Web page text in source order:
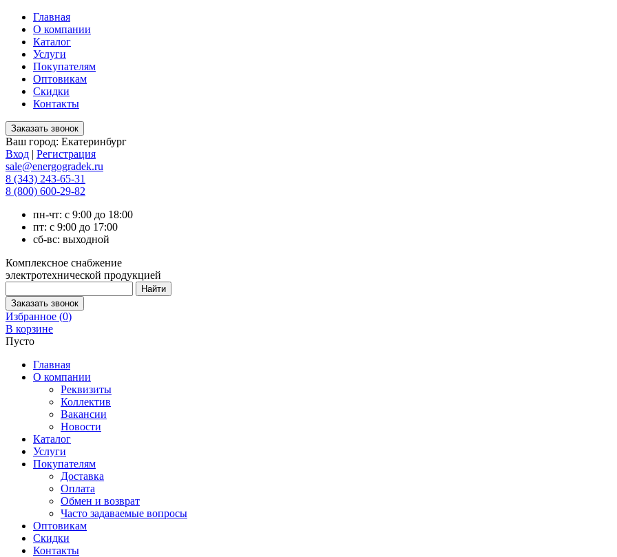
Главная
О компании
Каталог
Услуги
Покупателям
Оптовикам
Скидки
Контакты
Ваш город: Екатеринбург
Вход | Регистрация
sale@energogradek.ru
8 (343) 243-65-31
8 (800) 600-29-82
пн-чт: с 9:00 до 18:00
пт: с 9:00 до 17:00
сб-вс: выходной
Комплексное снабжение
электротехнической продукцией
Избранное (0)
В корзине
Пусто
Главная
О компании
Реквизиты
Коллектив
Вакансии
Новости
Каталог
Услуги
Покупателям
Доставка
Оплата
Обмен и возврат
Часто задаваемые вопросы
Оптовикам
Скидки
Контакты